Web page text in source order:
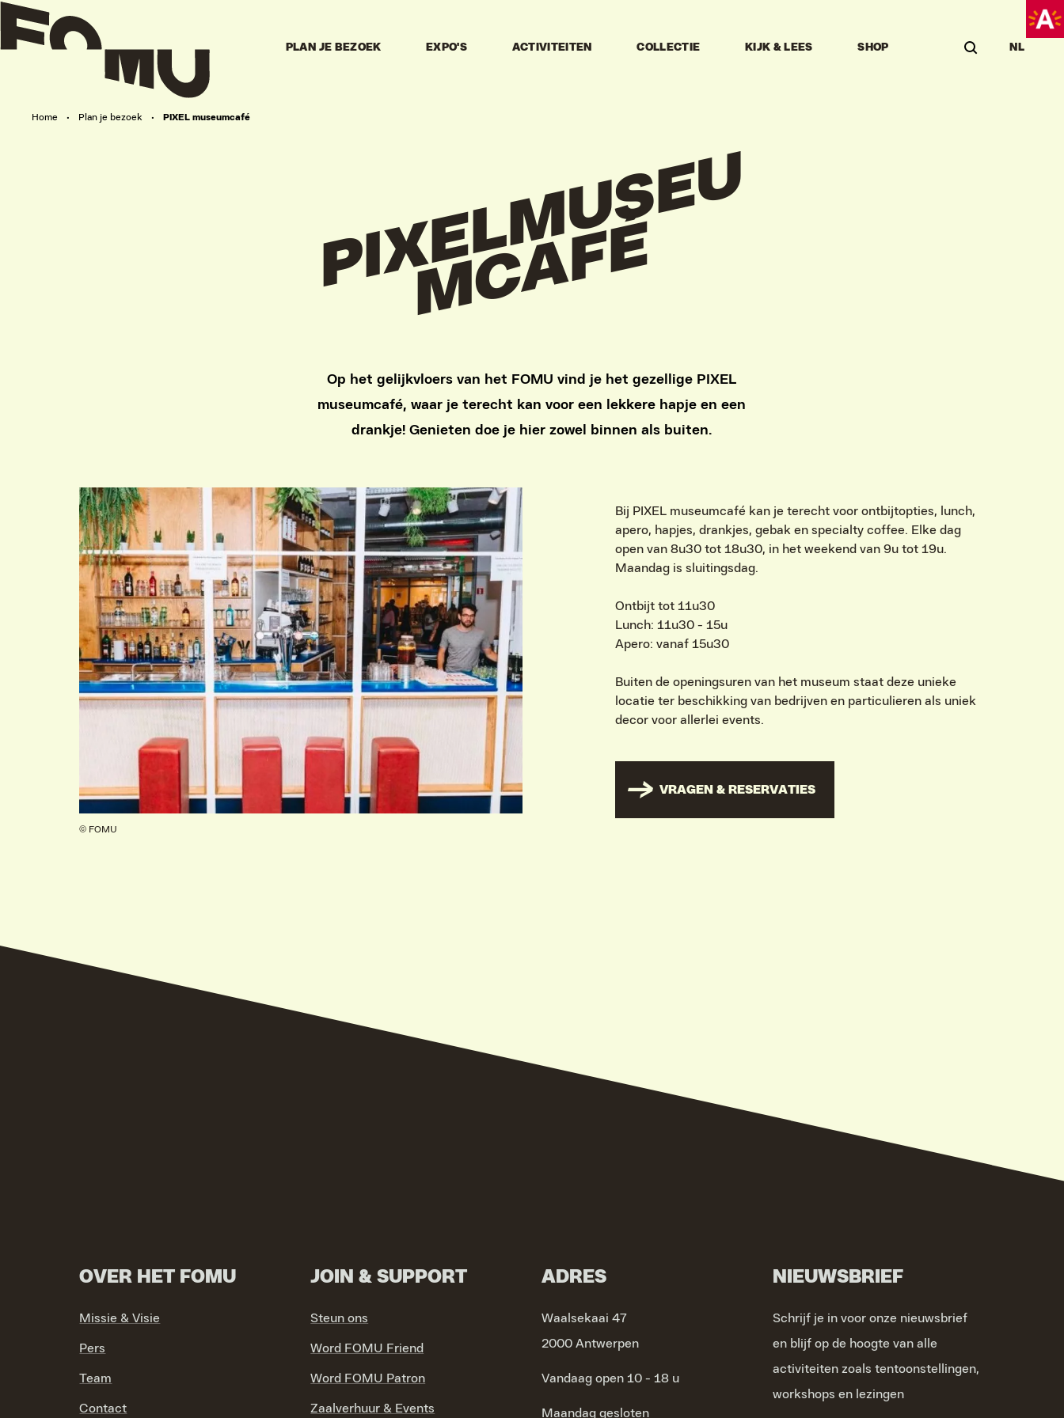
PLAN JE BEZOEK EXPO'S ACTIVITEITEN COLLECTIE KIJK & LEES SHOP NL
Home • Plan je bezoek • PIXEL museumcafé
PIXELM
U
S
E
U
M
C
A
F
É
Op het gelijkvloers van het FOMU vind je het gezellige PIXEL
museumcafé, waar je terecht kan voor een lekkere hapje en een
drankje! Genieten doe je hier zowel binnen als buiten.
Bij PIXEL museumcafé kan je terecht voor ontbijtopties, lunch,
apero, hapjes, drankjes, gebak en specialty coffee. Elke dag
open van 8u30 tot 18u30, in het weekend van 9u tot 19u.
Maandag is sluitingsdag.
Ontbijt tot 11u30
Lunch: 11u30 - 15u
Apero: vanaf 15u30
Buiten de openingsuren van het museum staat deze unieke
locatie ter beschikking van bedrijven en particulieren als uniek
decor voor allerlei events.
VRAGEN & RESERVATIES
© FOMU
OVER HET FOMU
Missie & Visie
Pers
Team
Contact
JOIN & SUPPORT
Steun ons
Word FOMU Friend
Word FOMU Patron
Zaalverhuur & Events
ADRES
Waalsekaai 47
2000 Antwerpen
Vandaag open 10 - 18 u
Maandag gesloten
NIEUWSBRIEF
Schrijf je in voor onze nieuwsbrief
en blijf op de hoogte van alle
activiteiten zoals tentoonstellingen,
workshops en lezingen
VIND EXPO’S, ACTIVITEITEN & INFORMATIE